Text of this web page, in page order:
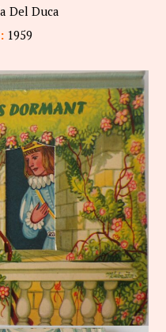
Del Duca
1959